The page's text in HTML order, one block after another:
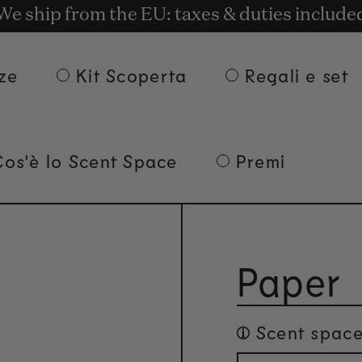
gratuita per ordini superiori a
ship from the EU: taxes & duties
rewards for shopping with
Kit Scoperta Regali e set
lo Scent Space Premi
Paper
Scent